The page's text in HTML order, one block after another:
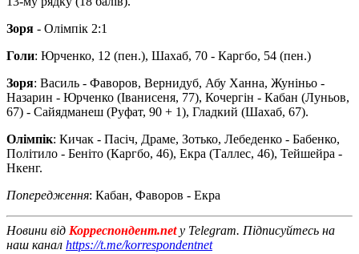
Зоря - Олімпік 2:1
Голи: Юрченко, 12 (пен.), Шахаб, 70 - Каргбо, 54 (пен.)
Зоря: Василь - Фаворов, Вернидуб, Абу Ханна, Жуніньо -
Назарин - Юрченко (Іванисеня, 77), Кочергін - Кабан (Луньов,
67) - Сайядманеш (Руфат, 90 + 1), Гладкий (Шахаб, 67).
Олімпік: Кичак - Пасіч, Драме, Зотько, Лебеденко - Бабенко,
Політило - Беніто (Каргбо, 46), Екра (Таллес, 46), Тейшейра -
Нкенг.
Попередження: Кабан, Фаворов - Екра
Новини від Корреспондент.netу Telegram. Підписуйтесь на
наш канал https://t.me/korrespondentnet